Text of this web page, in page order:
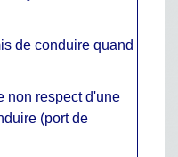
de conduire quand
non respect d'une
(port de